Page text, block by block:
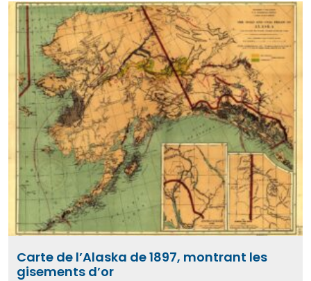
Carte de l’Alaska de 1897, montrant les
gisements d’or